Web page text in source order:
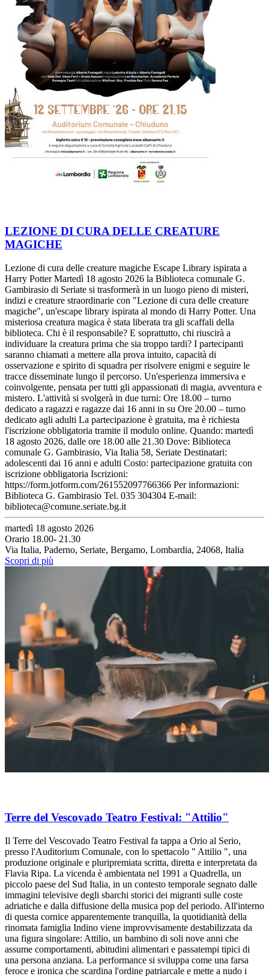
LEZIONE DI CURA DELLE CREATURE
MAGICHE
Lezione di cura delle creature magiche Escape Library ispirata a
Harry Potter Martedì 18 agosto 2026 la Biblioteca comunale G.
Gambirasio di Seriate si trasformerà in un luogo pieno di misteri,
indizi e creature straordinarie con "Lezione di cura delle creature
magiche", un'escape library ispirata al mondo di Harry Potter. Una
misteriosa creatura magica è stata liberata tra gli scaffali della
biblioteca. Chi è il responsabile? E soprattutto, chi riuscirà a
individuare la creatura prima che sia troppo tardi? I partecipanti
saranno chiamati a mettere alla prova intuito, capacità di
osservazione e spirito di squadra per risolvere enigmi e seguire le
tracce disseminate lungo il percorso. Un'esperienza immersiva e
coinvolgente, pensata per tutti gli appassionati di magia, avventura e
mistero. L'attività si svolgerà in due turni: Ore 18.00 – turno
dedicato a ragazzi e ragazze dai 16 anni in su Ore 20.00 – turno
dedicato agli adulti La partecipazione è gratuita, ma è richiesta
l'iscrizione obbligatoria tramite il modulo online. Quando: martedì
18 agosto 2026, dalle ore 18.00 alle 21.30 Dove: Biblioteca
comunale G. Gambirasio, Via Italia 58, Seriate Destinatari:
adolescenti dai 16 anni e adulti Costo: partecipazione gratuita con
iscrizione obbligatoria Iscrizioni:
https://form.jotform.com/261552097766366 Per informazioni:
Biblioteca G. Gambirasio Tel. 035 304304 E-mail:
biblioteca@comune.seriate.bg.it
martedì 18 agosto 2026
Orario 18.00- 21.30
Via Italia, Paderno, Seriate, Bergamo, Lombardia, 24068, Italia
Scopri di più
Terre del Vescovado Teatro Festival: "Attilio"
Il Terre del Vescovado Teatro Festival fa tappa a Orio al Serio,
presso l'Auditorium Comunale, con lo spettacolo " Attilio ", una
produzione originale e pluripremiata scritta, diretta e interpretata da
Flavia Ripa. La vicenda è ambientata nel 1991 a Quadrella, un
piccolo paese del Sud Italia, in un contesto temporale segnato dalle
immagini televisive degli sbarchi storici dei migranti sulle coste
adriatiche e dalla diffusione della musica pop del periodo. All'interno
di questa cornice apparentemente tranquilla, la quotidianità della
rinomata famiglia Indino viene improvvisamente destabilizzata da
una figura singolare: Attilio, un bambino di soli nove anni che
assume comportamenti, abitudini alimentari e passatempi tipici di
una persona anziana. La performance si sviluppa come una farsa
feroce e ironica che scardina l'ordine patriarcale e mette a nudo i